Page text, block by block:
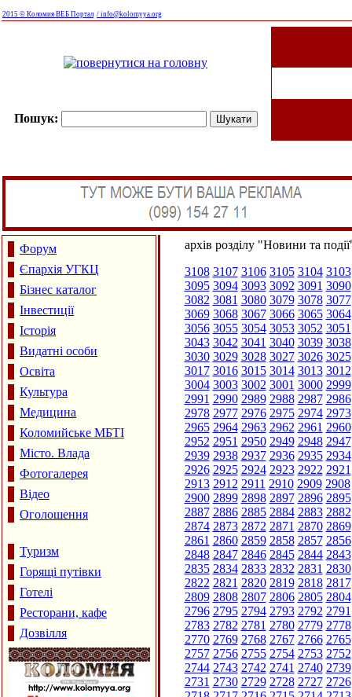
2015 © Коломия ВЕБ Портал / info@kolomyya.org
Пошук:
Форум
Єпархія УГКЦ
Бізнес каталог
Інвестиції
Історія
Видатні особи
Освіта
Культура
Медицина
Коломийське МБТІ
Місто. Влада
Фотогалерея
Відео
Оголошення
Туризм
Горящі путівки
Готелі
Ресторани, кафе
Дозвілля
архів розділу "Новини та
3108 3107 3106 3105 3104 3103
3095 3094 3093 3092 3091 3090
3082 3081 3080 3079 3078 3077
3069 3068 3067 3066 3065 3064
3056 3055 3054 3053 3052 3051
3043 3042 3041 3040 3039 3038
3030 3029 3028 3027 3026 3025
3017 3016 3015 3014 3013 3012
3004 3003 3002 3001 3000 2999
2991 2990 2989 2988 2987 2986
2978 2977 2976 2975 2974 2973
2965 2964 2963 2962 2961 2960
2952 2951 2950 2949 2948 2947
2939 2938 2937 2936 2935 2934
2926 2925 2924 2923 2922 2921
2913 2912 2911 2910 2909 2908
2900 2899 2898 2897 2896 2895
2887 2886 2885 2884 2883 2882
2874 2873 2872 2871 2870 2869
2861 2860 2859 2858 2857 2856
2848 2847 2846 2845 2844 2843
2835 2834 2833 2832 2831 2830
2822 2821 2820 2819 2818 2817
2809 2808 2807 2806 2805 2804
2796 2795 2794 2793 2792 2791
2783 2782 2781 2780 2779 2778
2770 2769 2768 2767 2766 2765
2757 2756 2755 2754 2753 2752
2744 2743 2742 2741 2740 2739
2731 2730 2729 2728 2727 2726